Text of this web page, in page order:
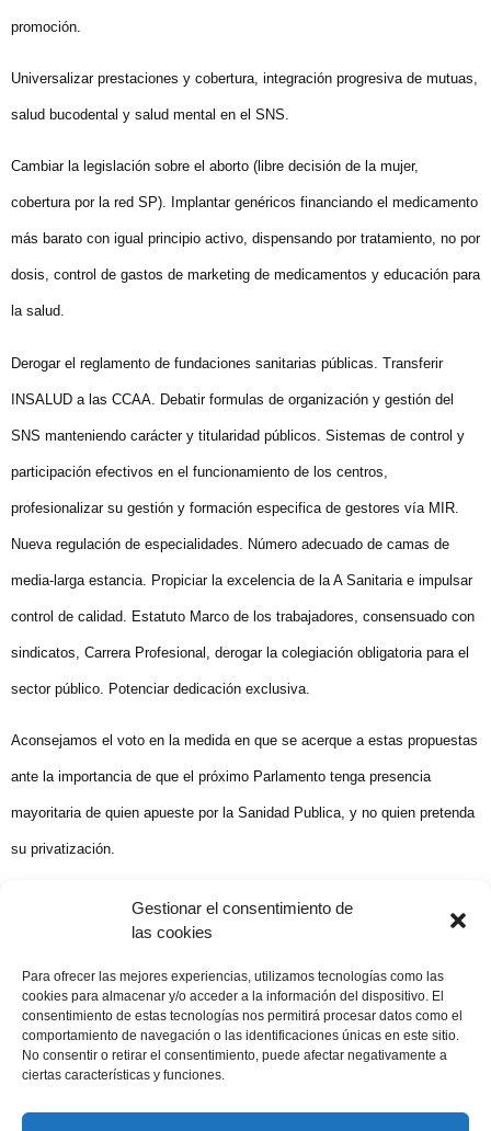
Gestionar el consentimiento de
las cookies
Para ofrecer las mejores experiencias, utilizamos tecnologías como las
cookies para almacenar y/o acceder a la información del dispositivo. El
consentimiento de estas tecnologías nos permitirá procesar datos como el
comportamiento de navegación o las identificaciones únicas en este sitio.
No consentir o retirar el consentimiento, puede afectar negativamente a
ciertas características y funciones.
promoción.
Universalizar prestaciones y cobertura, integración progresiva de mutuas,
salud bucodental y salud mental en el SNS.
Cambiar la legislación sobre el aborto (libre decisión de la mujer,
cobertura por la red SP). Implantar genéricos financiando el medicamento
más barato con igual principio activo, dispensando por tratamiento, no por
dosis, control de gastos de marketing de medicamentos y educación para
la salud.
Derogar el reglamento de fundaciones sanitarias públicas. Transferir
INSALUD a las CCAA. Debatir formulas de organización y gestión del
SNS manteniendo carácter y titularidad públicos. Sistemas de control y
participación efectivos en el funcionamiento de los centros,
profesionalizar su gestión y formación especifica de gestores vía MIR.
Nueva regulación de especialidades. Número adecuado de camas de
media-larga estancia. Propiciar la excelencia de la A Sanitaria e impulsar
control de calidad. Estatuto Marco de los trabajadores, consensuado con
sindicatos, Carrera Profesional, derogar la colegiación obligatoria para el
sector público. Potenciar dedicación exclusiva.
Aconsejamos el voto en la medida en que se acerque a estas propuestas
ante la importancia de que el próximo Parlamento tenga presencia
mayoritaria de quien apueste por la Sanidad Publica, y no quien pretenda
su privatización.
Maximiliano Diego El Adelanto 12 de marzo de 2000
Compartir publicación
12 marzo, 2000